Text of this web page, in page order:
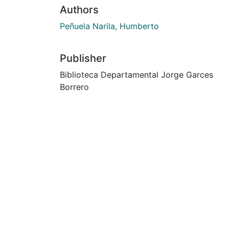
Authors
Peñuela Narila, Humberto
Publisher
Biblioteca Departamental Jorge Garces
Borrero